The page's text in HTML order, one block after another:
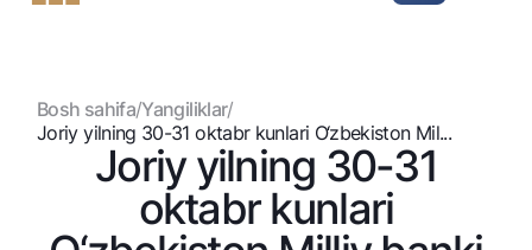
Shaxsiy kabinet
Jismoniy shaxslarga
Kreditlar
Omonatlar
Ovozni yoqishShaxsiy kabinet
Bosh sahifa/Yangiliklar/
Joriy yilning 30-31 oktabr kunlari O‘zbеkiston Mil...
Joriy yilning 30-31
oktabr kunlari